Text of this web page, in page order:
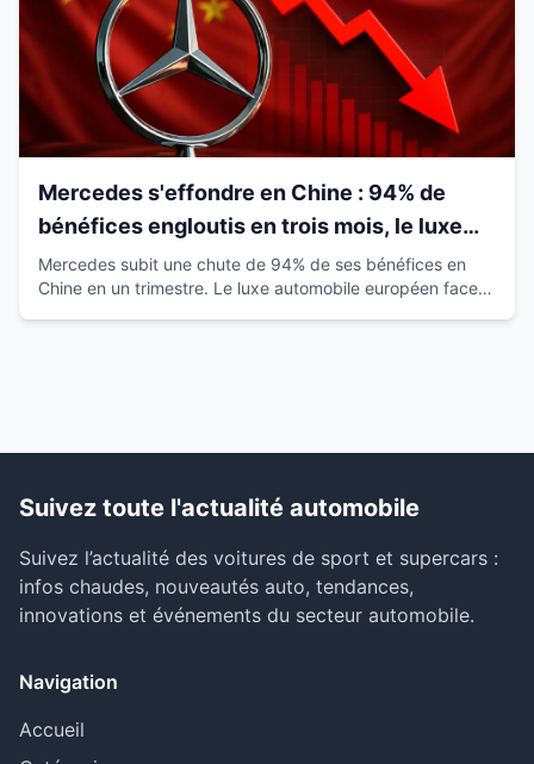
Mercedes s'effondre en Chine : 94% de
bénéfices engloutis en trois mois, le luxe
européen vacille
Mercedes subit une chute de 94% de ses bénéfices en
Chine en un trimestre. Le luxe automobile européen face à
Suivez toute l'actualité automobile
Suivez l’actualité des voitures de sport et supercars :
infos chaudes, nouveautés auto, tendances,
innovations et événements du secteur automobile.
Navigation
Accueil